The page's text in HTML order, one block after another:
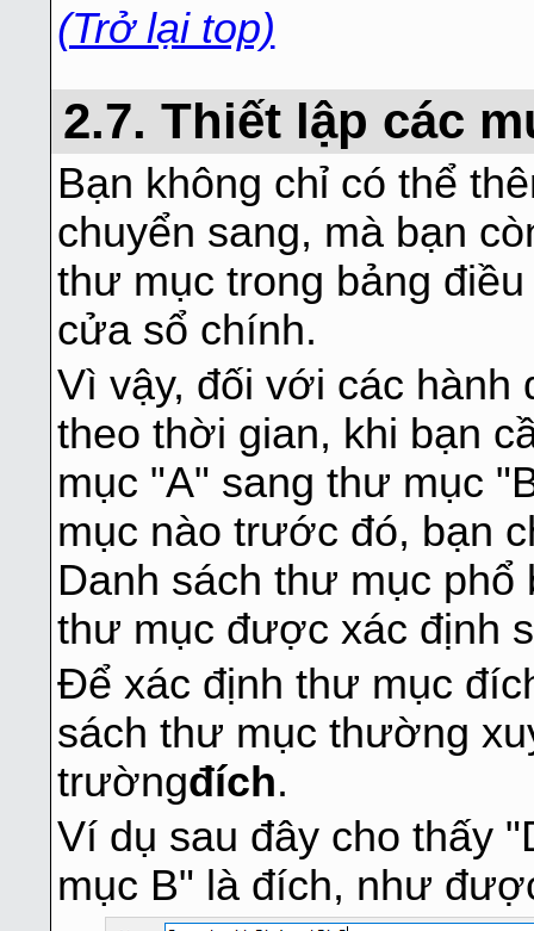
(Trở lại top)
2.7. Thiết lập các
Bạn không chỉ có thể
chuyển sang, mà bạn
thư mục trong bảng
cửa sổ chính.
Vì vậy, đối với các hành
theo thời gian, khi bạn
mục "A" sang thư mục
mục nào trước đó, bạn
Danh sách thư mục phổ
thư mục được xác định
Để xác định thư mục
sách thư mục thường
trườngđích.
Ví dụ sau đây cho thấy
mục B" là đích, như